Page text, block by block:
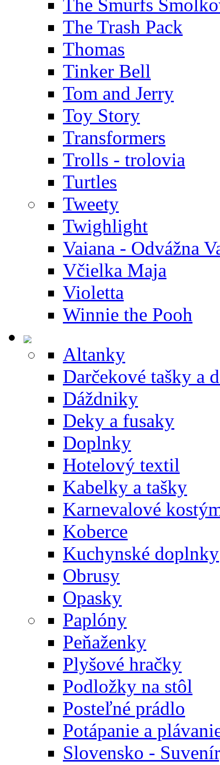
The Smurfs
The Trash Pack
Thomas
Tinker Bell
Tom and Jerry
Toy Story
Transformers
Trolls - trolovia
Turtles
Tweety
Twighlight
Vaiana - Odvážna
Včielka Maja
Violetta
Winnie the Pooh
Altanky
Darčekové tašky a
Dáždniky
Deky a fusaky
Doplnky
Hotelový textil
Kabelky a tašky
Karnevalové
Koberce
Kuchynské doplnky
Obrusy
Opasky
Paplóny
Peňaženky
Plyšové hračky
Podložky na stôl
Posteľné prádlo
Potápanie a
Slovensko -